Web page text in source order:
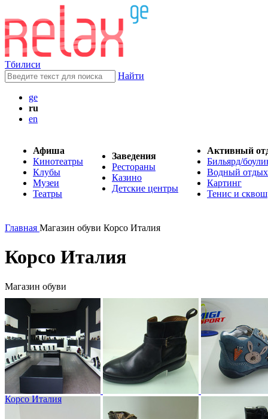
Тбилиси
Найти
ge
ru
en
Афиша
Кинотеатры
Клубы
Музеи
Театры
Заведения
Рестораны
Казино
Детские центры
Активный
Бильярд/
Водный отдых
Картинг
Тенис и сквош
Главная Магазин обуви Корсо Италия
Корсо Италия
Магазин обуви
Корсо Италия